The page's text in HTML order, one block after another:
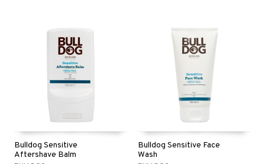
Bulldog Sensitive
Aftershave Balm
Bulldog Sensitive Face
Wash